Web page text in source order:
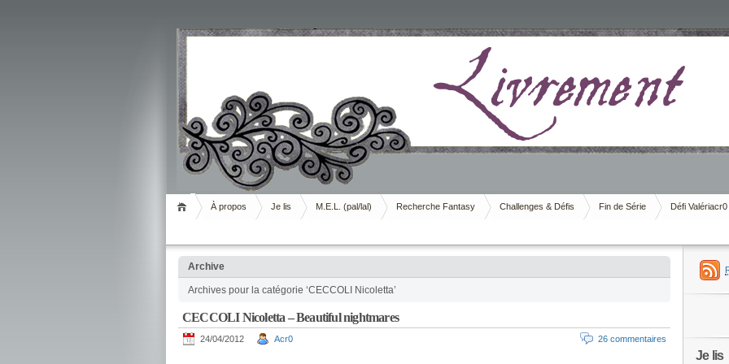
Livrement
À propos Je lis M.E.L. (pal/lal) Recherche Fantasy Challenges & Défis Fin de Série Défi Valériacr0
Archive
Archives pour la catégorie ‘CECCOLI Nicoletta’
CECCOLI Nicoletta – Beautiful nightmares
24/04/2012 Acr0 26 commentaires
Je lis